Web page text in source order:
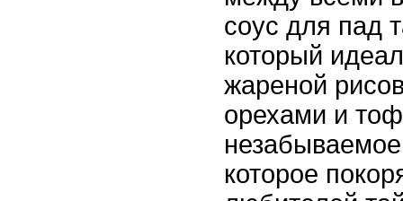
соус для пад
который
жареной
орехами и
которое